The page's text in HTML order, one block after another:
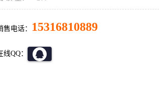
售电话： 15316810889
线QQ：